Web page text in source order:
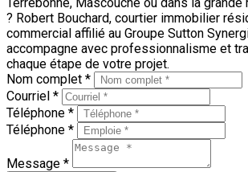
? Robert Bouchard, courtier immobilier
commercial affilié au Groupe Sutton
accompagne avec professionnalisme et
chaque étape de votre projet.
Nom complet *
Courriel *
Téléphone *
Téléphone *
Message *